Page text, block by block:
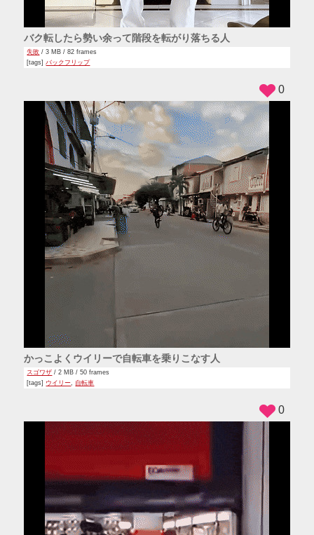
バク転したら勢い余って階段を転がり落ちる人
失敗 / 3 MB / 82 frames
[tags] バックフリップ
かっこよくウイリーで自転車を乗りこなす人
スゴワザ / 2 MB / 50 frames
[tags] ウイリー, 自転車
0
0